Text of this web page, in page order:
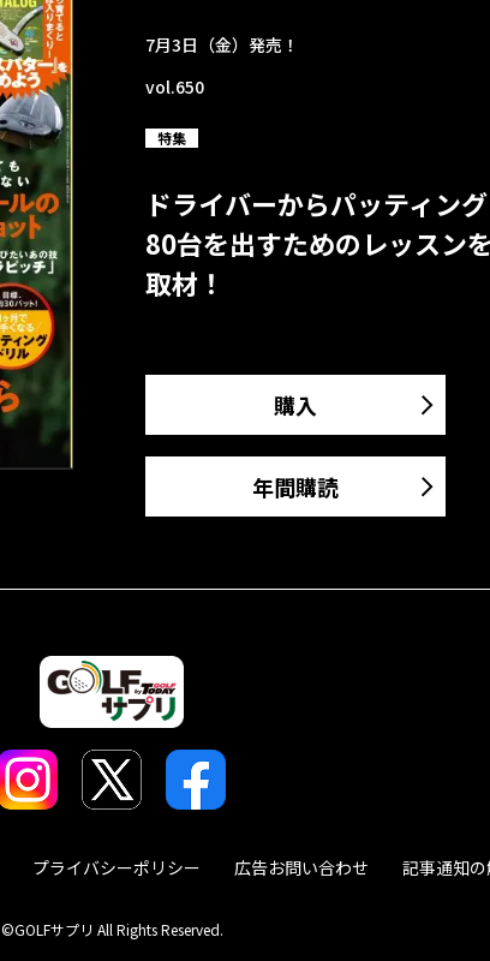
7月3日（金）発売！
vol.650
特集
ドライバーからパッティン
80台を出すためのレッスン
取材！
購入
年間購読
プライバシーポリシー 広告お問い合わせ 記事通知
©GOLFサプリ All Rights Reserved.